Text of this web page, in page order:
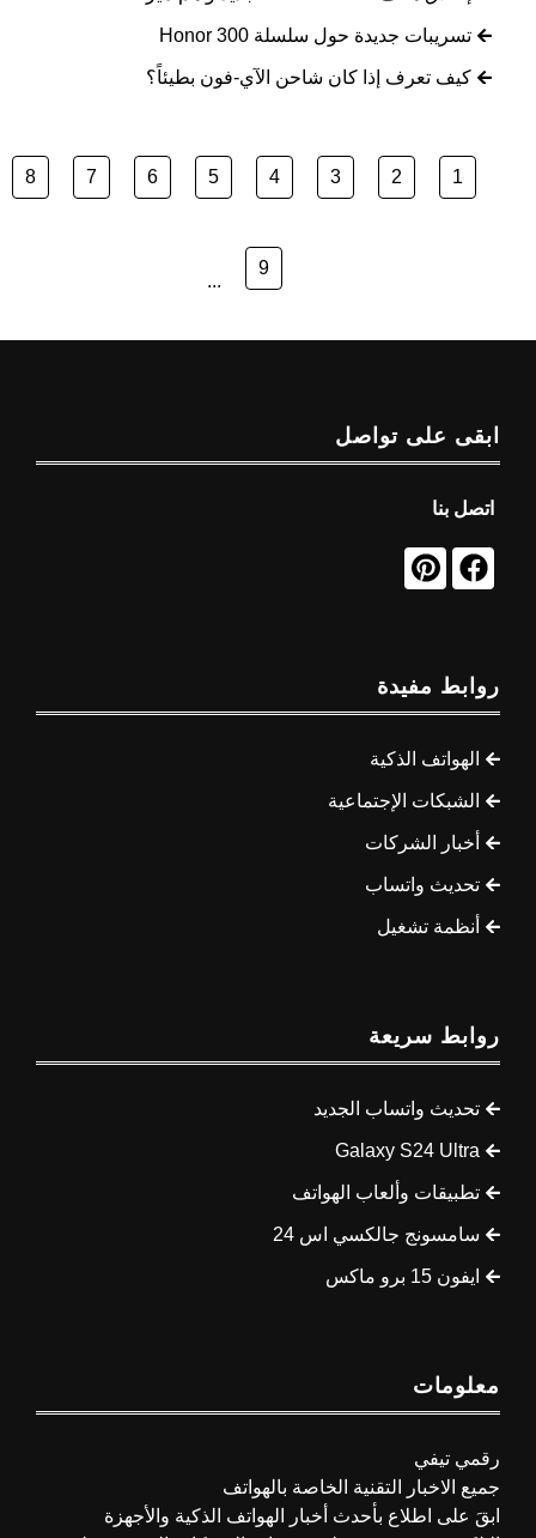
تسريبات جديدة حول سلسلة Honor 300
كيف تعرف إذا كان شاحن الآي-فون بطيئاً؟
1
2
3
4
5
6
7
8
9
...
ابقى على تواصل
اتصل بنا
روابط مفيدة
الهواتف الذكية
الشبكات الإجتماعية
أخبار الشركات
تحديث واتساب
أنظمة تشغيل
روابط سريعة
تحديث واتساب الجديد
Galaxy S24 Ultra
تطبيقات وألعاب الهواتف
سامسونج جالكسي اس 24
ايفون 15 برو ماكس
معلومات
رقمي تيفي
جميع الاخبار التقنية الخاصة بالهواتف
ابقَ على اطلاع بأحدث أخبار الهواتف الذكية والأجهزة